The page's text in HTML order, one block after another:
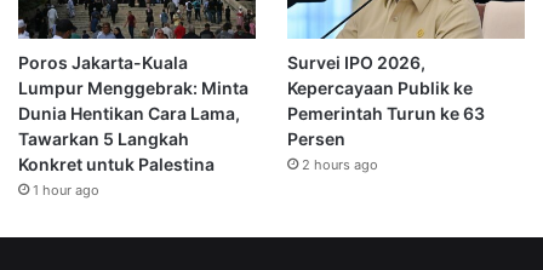
Poros Jakarta-Kuala
Lumpur Menggebrak: Minta
Dunia Hentikan Cara Lama,
Tawarkan 5 Langkah
Konkret untuk Palestina
1 hour ago
Survei IPO 2026,
Kepercayaan Publik ke
Pemerintah Turun ke 63
Persen
2 hours ago